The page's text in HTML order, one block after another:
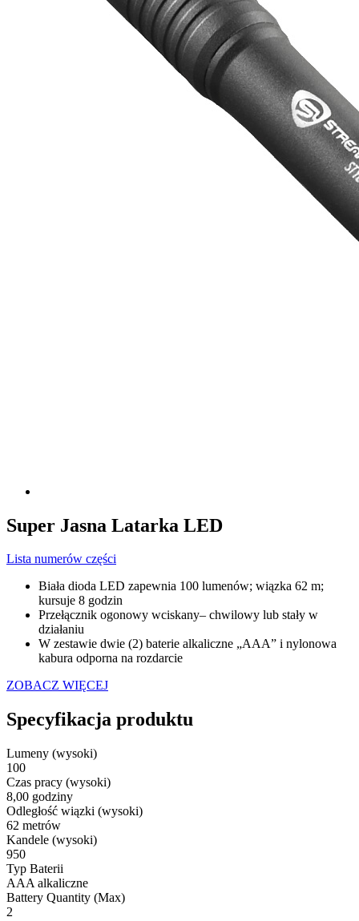
Super Jasna Latarka LED
Lista numerów części
Biała dioda LED zapewnia 100 lumenów; wiązka 62 m;
kursuje 8 godzin
Przełącznik ogonowy wciskany– chwilowy lub stały w
działaniu
W zestawie dwie (2) baterie alkaliczne „AAA” i nylonowa
kabura odporna na rozdarcie
ZOBACZ WIĘCEJ
Specyfikacja produktu
Lumeny (wysoki)
100
Czas pracy (wysoki)
8,00 godziny
Odległość wiązki (wysoki)
62 metrów
Kandele (wysoki)
950
Typ Baterii
AAA alkaliczne
Battery Quantity (Max)
2